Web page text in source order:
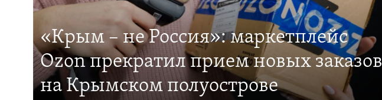
«Крым – не Россия»: маркетплейс
Ozon прекратил прием новых заказов
на Крымском полуострове